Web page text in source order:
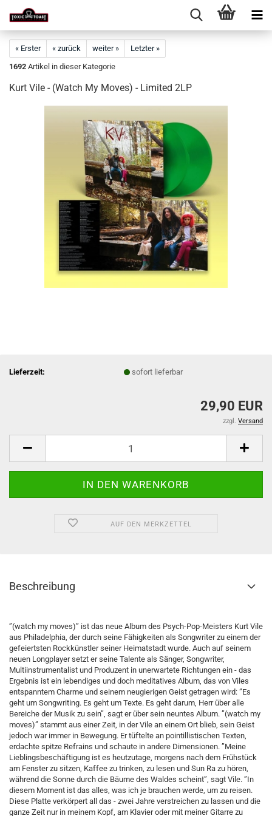
« Erster « zurück weiter »
Letzter »
1692 Artikel in dieser Kategorie
Kurt Vile - (Watch My Moves) - Limited 2LP
Lieferzeit: sofort lieferbar
29,90 EUR
zzgl. Versand
AUF DEN MERKZETTEL
Beschreibung
”(watch my moves)” ist das neue Album des Psych-Pop-Meisters Kurt Vile
aus Philadelphia, der durch seine Fähigkeiten als Songwriter zu einem der
gefeiertsten Rockkünstler seiner Heimatstadt wurde. Auch auf seinem
neuen Longplayer setzt er seine Talente als Sänger, Songwriter,
Multiinstrumentalist und Produzent in unerwartete Richtungen ein - das
Ergebnis ist ein lebendiges und doch meditatives Album, das von Viles
entspanntem Charme und seinem neugierigen Geist getragen wird: ”Es
geht um Songwriting. Es geht um Texte. Es geht darum, Herr über alle
Bereiche der Musik zu sein”, sagt er über sein neuntes Album. ”(watch my
moves)” stammt aus einer Zeit, in der Vile an einem Ort blieb, sein Geist
jedoch war immer in Bewegung. Er tüftelte an pointillistischen Texten,
erdachte spitze Refrains und schaute in andere Dimensionen. ”Meine
Lieblingsbeschäftigung ist es heutzutage, morgens nach dem Frühstück
am Fenster zu sitzen, Kaffee zu trinken, zu lesen und Sun Ra zu hören,
während die Sonne durch die Bäume des Waldes scheint”, sagt Vile. ”In
diesem Moment ist das alles, was ich je brauchen werde, um zu reisen.
Diese Platte verkörpert all das - zwei Jahre verstreichen zu lassen und die
ganze Zeit nur in meinem Kopf, am Klavier oder mit meiner Gitarre zu